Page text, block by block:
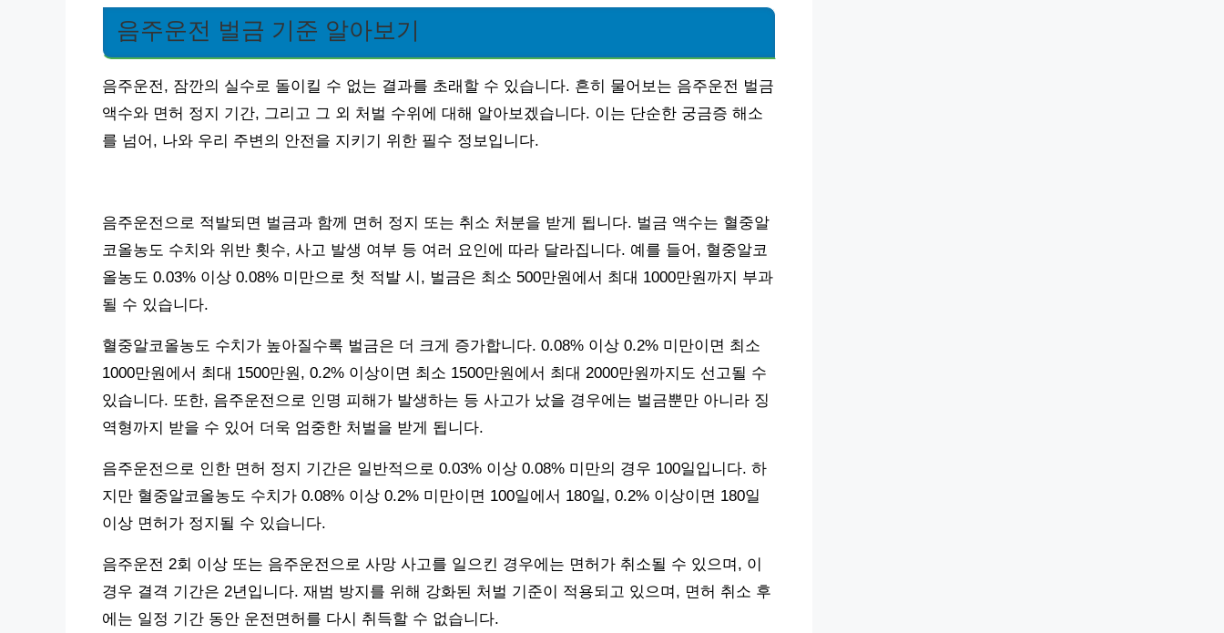
음주운전 벌금 기준 알아보기
음주운전, 잠깐의 실수로 돌이킬 수 없는 결과를 초래할 수 있습니다. 흔히 물어보는 음주운전 벌금
액수와 면허 정지 기간, 그리고 그 외 처벌 수위에 대해 알아보겠습니다. 이는 단순한 궁금증 해소
를 넘어, 나와 우리 주변의 안전을 지키기 위한 필수 정보입니다.
음주운전으로 적발되면 벌금과 함께 면허 정지 또는 취소 처분을 받게 됩니다. 벌금 액수는 혈중알
코올농도 수치와 위반 횟수, 사고 발생 여부 등 여러 요인에 따라 달라집니다. 예를 들어, 혈중알코
올농도 0.03% 이상 0.08% 미만으로 첫 적발 시, 벌금은 최소 500만원에서 최대 1000만원까지 부과
될 수 있습니다.
혈중알코올농도 수치가 높아질수록 벌금은 더 크게 증가합니다. 0.08% 이상 0.2% 미만이면 최소
1000만원에서 최대 1500만원, 0.2% 이상이면 최소 1500만원에서 최대 2000만원까지도 선고될 수
있습니다. 또한, 음주운전으로 인명 피해가 발생하는 등 사고가 났을 경우에는 벌금뿐만 아니라 징
역형까지 받을 수 있어 더욱 엄중한 처벌을 받게 됩니다.
음주운전으로 인한 면허 정지 기간은 일반적으로 0.03% 이상 0.08% 미만의 경우 100일입니다. 하
지만 혈중알코올농도 수치가 0.08% 이상 0.2% 미만이면 100일에서 180일, 0.2% 이상이면 180일
이상 면허가 정지될 수 있습니다.
음주운전 2회 이상 또는 음주운전으로 사망 사고를 일으킨 경우에는 면허가 취소될 수 있으며, 이
경우 결격 기간은 2년입니다. 재범 방지를 위해 강화된 처벌 기준이 적용되고 있으며, 면허 취소 후
에는 일정 기간 동안 운전면허를 다시 취득할 수 없습니다.